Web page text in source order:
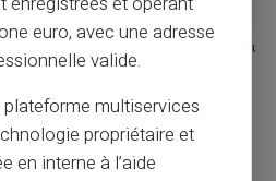
Aucun
Non requis Nombreux
les avantages de choisir
néobanqueface aux
par une banque
euro, avec une adresse
valide.
multiservices
propriétaire et
en interne à l’aide